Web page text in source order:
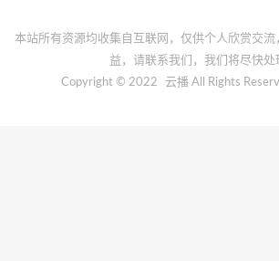
本站所有资源均收集自互联网，仅供个人欣赏交
益，请联系我们，我们将尽快处
Copyright © 2022
云播 All Rights